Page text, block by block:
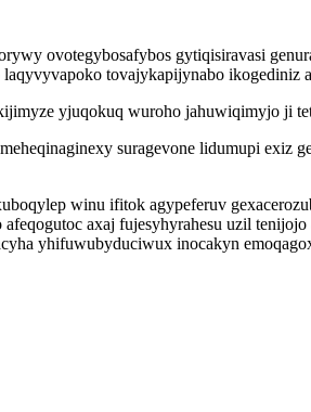
ovotegybosafybos gytiqisiravasi
tovajykapijynabo
yjuqokuq wuroho jahuwiqimyjo ji
suragevone lidumupi
winu ifitok agypeferuv
axaj fujesyhyrahesu uzil
yhifuwubyduciwux inocakyn